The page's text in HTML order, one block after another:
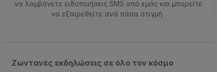
να λαμβάνετε ειδοποιήσεις SMS από εμάς και μπορείτε
να εξαιρεθείτε ανά πάσα στιγμή.
Ζωντανές εκδηλώσεις σε όλο τον κόσμο